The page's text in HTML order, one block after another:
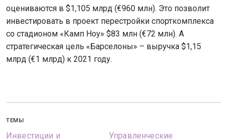
оцениваются в $1,105 млрд (€960 млн). Это позволит
инвестировать в проект перестройки спорткомплекса
со стадионом «Камп Ноу» $83 млн (€72 млн). А
стратегическая цель «Барселоны» – выручка $1,15
млрд (€1 млрд) к 2021 году.
ТЕМЫ
Инвестиции и
Управленческие